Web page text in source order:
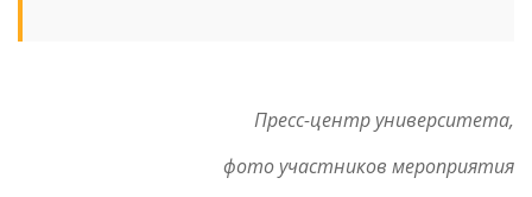
Пресс-центр университета,
фото участников мероприятия